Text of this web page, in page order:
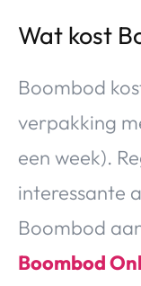
Wat kost
Boombod
verpakking
een week).
interessante
Boombod
Boombod